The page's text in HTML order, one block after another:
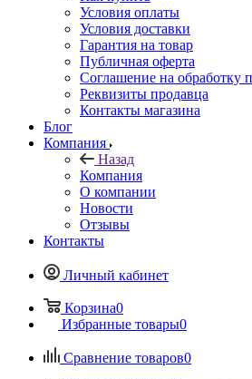
Условия оплаты
Условия доставки
Гарантия на товар
Публичная оферта
Соглашение на обработку
Реквизиты продавца
Контакты магазина
Блог
Компания
Назад
Компания
О компании
Новости
Отзывы
Контакты
Личный кабинет
Корзина0
Избранные товары0
Сравнение товаров0